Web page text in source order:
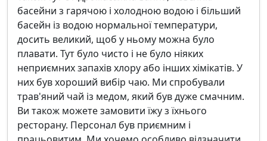
басейни з гарячою і холодною водою і більший
басейн із водою нормальної температури,
досить великий, щоб у ньому можна було
плавати. Тут було чисто і не було ніяких
неприємних запахів хлору або інших хімікатів. У
них був хороший вибір чаю. Ми спробували
трав'яний чай із медом, який був дуже смачним.
Ви також можете замовити їжу з їхнього
ресторану. Персонал був приємним і